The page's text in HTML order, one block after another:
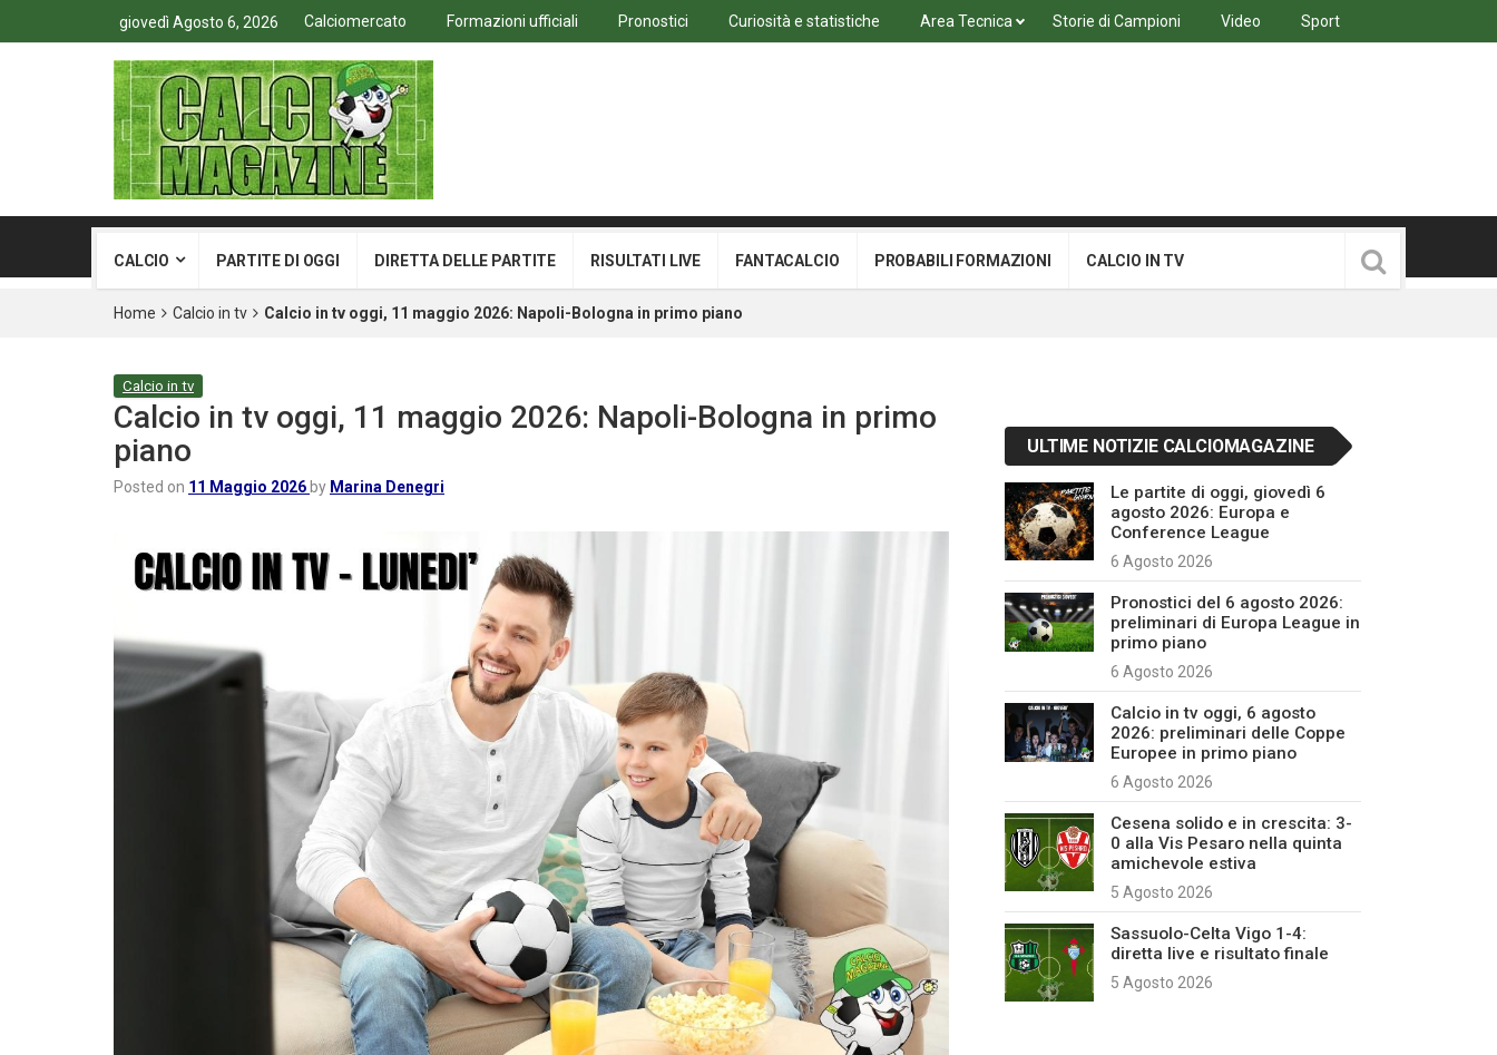
giovedì Agosto 6, 2026 Calciomercato Formazioni ufficiali Pronostici Curiosità e statistiche Area Tecnica Storie di Campioni Video Sport
CALCIO PARTITE DI OGGI DIRETTA DELLE PARTITE RISULTATI LIVE FANTACALCIO PROBABILI FORMAZIONI CALCIO IN TV
Home Calcio in tv Calcio in tv oggi, 11 maggio 2026: Napoli-Bologna in primo piano
Calcio in tv
Calcio in tv oggi, 11 maggio 2026: Napoli-Bologna in primo
piano
Posted on 11 Maggio 2026 by Marina Denegri
ULTIME NOTIZIE CALCIOMAGAZINE
Le partite di oggi, giovedì 6
agosto 2026: Europa e
Conference League
6 Agosto 2026
Pronostici del 6 agosto 2026:
preliminari di Europa League in
primo piano
6 Agosto 2026
Calcio in tv oggi, 6 agosto
2026: preliminari delle Coppe
Europee in primo piano
6 Agosto 2026
Cesena solido e in crescita: 3-
0 alla Vis Pesaro nella quinta
amichevole estiva
5 Agosto 2026
Sassuolo-Celta Vigo 1-4:
diretta live e risultato finale
5 Agosto 2026